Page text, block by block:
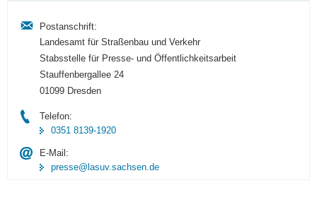
Postanschrift:
Landesamt für Straßenbau und Verkehr
Stabsstelle für Presse- und Öffentlichkeitsarbeit
Stauffenbergallee 24
01099 Dresden
Telefon:
0351 8139-1920
E-Mail:
presse@lasuv.sachsen.de